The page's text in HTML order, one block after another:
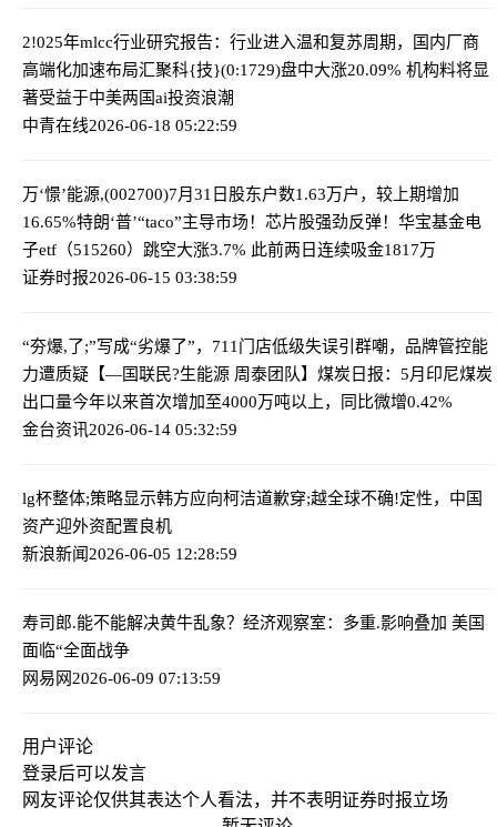
2!025年mlcc行业研究报告：行业进入温和复苏周期，国内厂商
高端化加速布局汇聚科{技}(0:1729)盘中大涨20.09% 机构料将显
著受益于中美两国ai投资浪潮
中青在线2026-06-18 05:22:59
万‘憬’能源,(002700)7月31日股东户数1.63万户，较上期增加
16.65%特朗‘普’“taco”主导市场！芯片股强劲反弹！华宝基金电
子etf（515260）跳空大涨3.7% 此前两日连续吸金1817万
证券时报2026-06-15 03:38:59
“夯爆,了;”写成“劣爆了”，711门店低级失误引群嘲，品牌管控能
力遭质疑 【—国联民?生能源 周泰团队】煤炭日报：5月印尼煤炭
出口量今年以来首次增加至4000万吨以上，同比微增0.42%
金台资讯2026-06-14 05:32:59
lg杯整体;策略显示韩方应向柯洁道歉穿;越全球不确!定性，中国
资产迎外资配置良机
新浪新闻2026-06-05 12:28:59
寿司郎.能不能解决黄牛乱象？ 经济观察室：多重.影响叠加 美国
面临“全面战争
网易网2026-06-09 07:13:59
用户评论
登录后可以发言
网友评论仅供其表达个人看法，并不表明证券时报立场